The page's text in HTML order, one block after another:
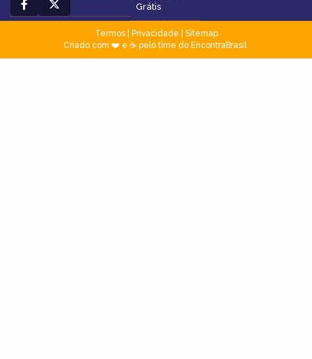
Grátis
Termos| Privacidade
Sitemap
Criado com ❤️ e ☕ pelo time do EncontraBrasil